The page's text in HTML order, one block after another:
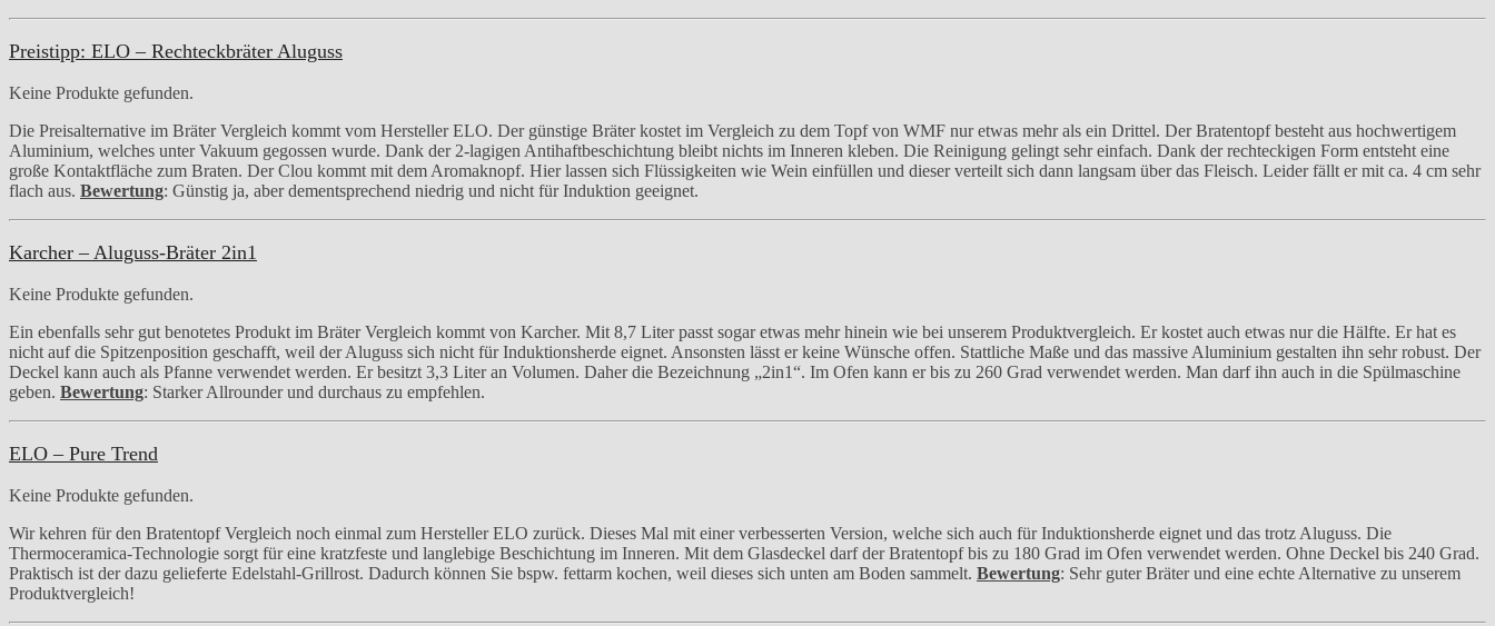
Preistipp: ELO – Rechteckbräter Aluguss
Keine Produkte gefunden.
Die Preisalternative im Bräter Vergleich kommt vom Hersteller ELO. Der günstige Bräter kostet im Vergleich zu dem Topf von WMF nur etwas mehr als ein Drittel. Der Bratentopf besteht aus hochwertigem
Aluminium, welches unter Vakuum gegossen wurde. Dank der 2-lagigen Antihaftbeschichtung bleibt nichts im Inneren kleben. Die Reinigung gelingt sehr einfach. Dank der rechteckigen Form entsteht eine
große Kontaktfläche zum Braten. Der Clou kommt mit dem Aromaknopf. Hier lassen sich Flüssigkeiten wie Wein einfüllen und dieser verteilt sich dann langsam über das Fleisch. Leider fällt er mit ca. 4 cm sehr
flach aus. Bewertung: Günstig ja, aber dementsprechend niedrig und nicht für Induktion geeignet.
Karcher – Aluguss-Bräter 2in1
Keine Produkte gefunden.
Ein ebenfalls sehr gut benotetes Produkt im Bräter Vergleich kommt von Karcher. Mit 8,7 Liter passt sogar etwas mehr hinein wie bei unserem Produktvergleich. Er kostet auch etwas nur die Hälfte. Er hat es
nicht auf die Spitzenposition geschafft, weil der Aluguss sich nicht für Induktionsherde eignet. Ansonsten lässt er keine Wünsche offen. Stattliche Maße und das massive Aluminium gestalten ihn sehr robust. Der
Deckel kann auch als Pfanne verwendet werden. Er besitzt 3,3 Liter an Volumen. Daher die Bezeichnung „2in1“. Im Ofen kann er bis zu 260 Grad verwendet werden. Man darf ihn auch in die Spülmaschine
geben. Bewertung: Starker Allrounder und durchaus zu empfehlen.
ELO – Pure Trend
Keine Produkte gefunden.
Wir kehren für den Bratentopf Vergleich noch einmal zum Hersteller ELO zurück. Dieses Mal mit einer verbesserten Version, welche sich auch für Induktionsherde eignet und das trotz Aluguss. Die
Thermoceramica-Technologie sorgt für eine kratzfeste und langlebige Beschichtung im Inneren. Mit dem Glasdeckel darf der Bratentopf bis zu 180 Grad im Ofen verwendet werden. Ohne Deckel bis 240 Grad.
Praktisch ist der dazu gelieferte Edelstahl-Grillrost. Dadurch können Sie bspw. fettarm kochen, weil dieses sich unten am Boden sammelt. Bewertung: Sehr guter Bräter und eine echte Alternative zu unserem
Produktvergleich!